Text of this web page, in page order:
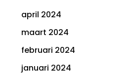
april 2024
maart 2024
februari 2024
januari 2024